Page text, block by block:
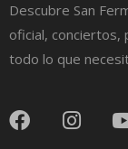
Descubre San
oficial, conciertos,
todo lo que